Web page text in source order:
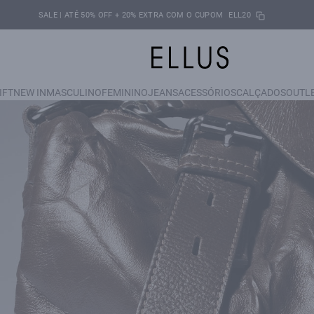
SALE | ATÉ 50% OFF + 20% EXTRA COM O CUPOM ELL20
NEW INMASCULINOFEMININOJEANSACESSÓRIOSCALÇADOS